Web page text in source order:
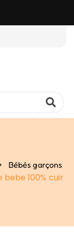
Bébés garçons
bebe 100% cuir